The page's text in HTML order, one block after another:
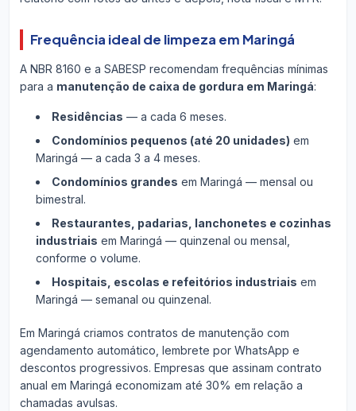
Frequência ideal de limpeza em Maringá
A NBR 8160 e a SABESP recomendam frequências mínimas
para a manutenção de caixa de gordura em Maringá:
Residências — a cada 6 meses.
Condomínios pequenos (até 20 unidades) em
Maringá — a cada 3 a 4 meses.
Condomínios grandes em Maringá — mensal ou
bimestral.
Restaurantes, padarias, lanchonetes e cozinhas
industriais em Maringá — quinzenal ou mensal,
conforme o volume.
Hospitais, escolas e refeitórios industriais em
Maringá — semanal ou quinzenal.
Em Maringá criamos contratos de manutenção com
agendamento automático, lembrete por WhatsApp e
descontos progressivos. Empresas que assinam contrato
anual em Maringá economizam até 30% em relação a
chamadas avulsas.